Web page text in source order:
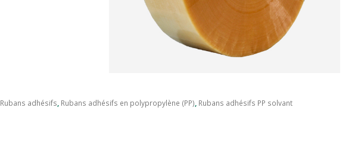
Rubans adhésifs, Rubans adhésifs en polypropylène (PP), Rubans adhésifs PP solvant